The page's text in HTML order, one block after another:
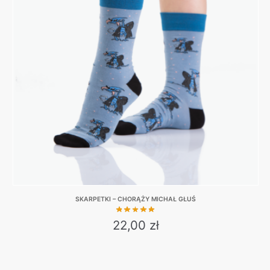
The
options
may
on
the
product
page
SKARPETKI – CHORĄŻY MICHAŁ GŁUŚ
22,00 zł